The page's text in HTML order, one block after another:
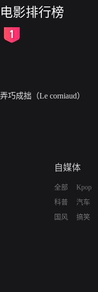
电影排行榜
弄巧成拙（Le corniaud）
自媒体
全部
科普
国风
Kpop
汽车
搞笑